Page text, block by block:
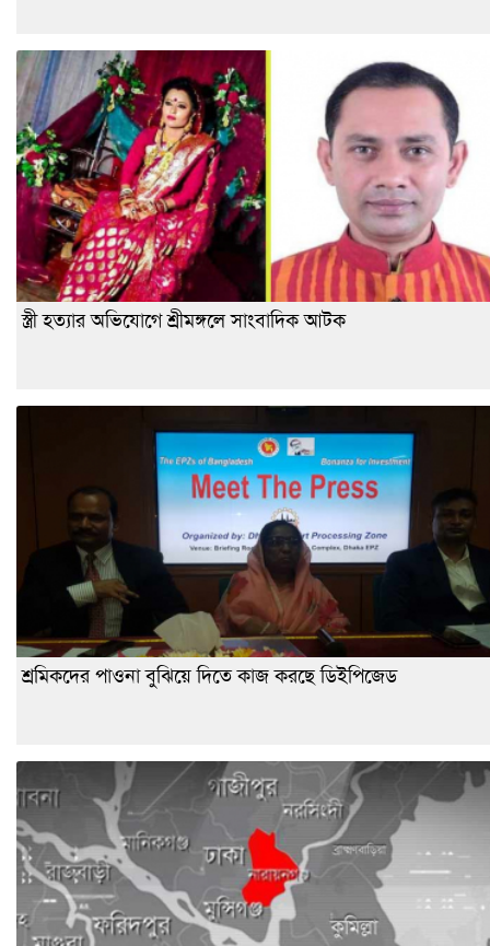
স্ত্রী হত্যার অভিযোগে শ্রীমঙ্গলে সাংবাদিক আটক
শ্রমিকদের পাওনা বুঝিয়ে দিতে কাজ করছে ডিইপিজেড